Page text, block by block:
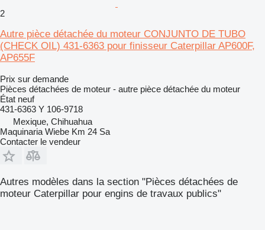
2
Autre pièce détachée du moteur CONJUNTO DE TUBO
(CHECK OIL) 431-6363 pour finisseur Caterpillar AP600F,
AP655F
Prix sur demande
Pièces détachées de moteur - autre pièce détachée du moteur
État neuf
431-6363 Y 106-9718
Mexique, Chihuahua
Maquinaria Wiebe Km 24 Sa
Contacter le vendeur
Autres modèles dans la section "Pièces détachées de
moteur Caterpillar pour engins de travaux publics"